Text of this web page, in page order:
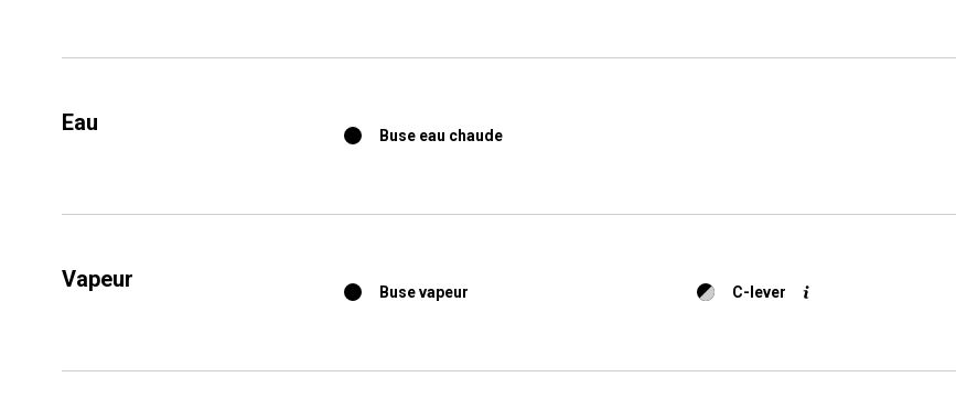
Eau Buse eau chaude
Vapeur Buse vapeur C-lever